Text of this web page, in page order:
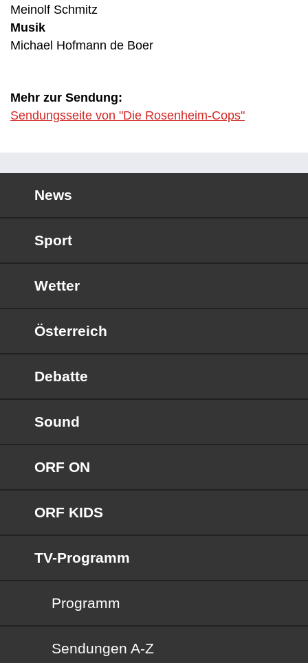
Meinolf Schmitz
Musik
Michael Hofmann de Boer
Mehr zur Sendung:
Sendungsseite von "Die Rosenheim-Cops"
News
Sport
Wetter
Österreich
Debatte
Sound
ORF ON
ORF KIDS
TV-Programm
Programm
Sendungen von A bis Z
Sendungen A-Z